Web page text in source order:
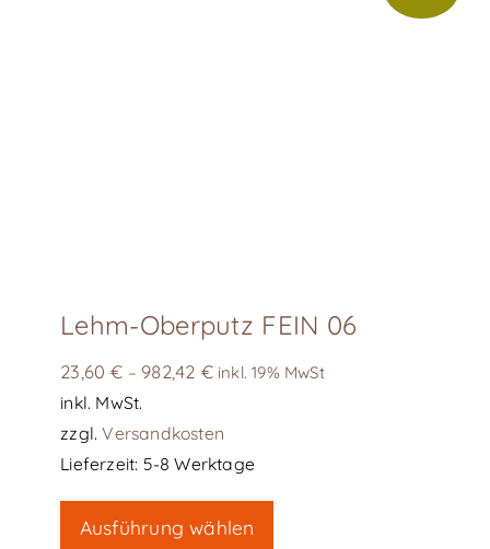
Lehm-Oberputz FEIN 06
23,60€ – 982,42 € inkl. 19% MwSt
inkl. MwSt.
zzgl.Versandkosten
Lieferzeit: 5-8 Werktage
Ausführung wählen